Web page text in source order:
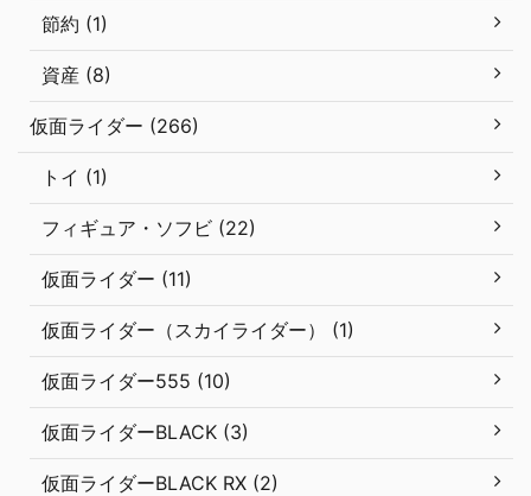
節約 (1)
資産 (8)
仮面ライダー (266)
トイ (1)
フィギュア・ソフビ (22)
仮面ライダー (11)
仮面ライダー（スカイライダー） (1)
仮面ライダー555 (10)
仮面ライダーBLACK (3)
仮面ライダーBLACK RX (2)